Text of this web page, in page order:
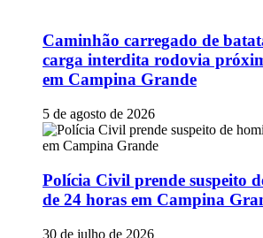
Caminhão carregado de
carga interdita rodovia
em Campina Grande
5 de agosto de 2026
Polícia Civil prende suspeito
de 24 horas em Campina
30 de julho de 2026